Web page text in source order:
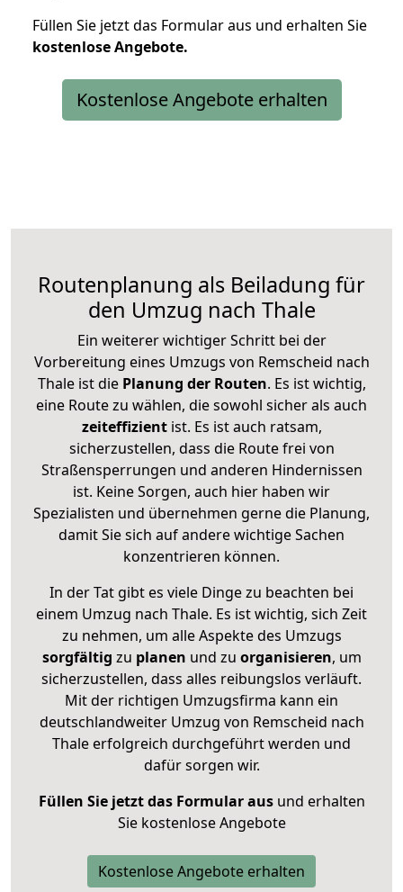
Füllen Sie jetzt das Formular aus und erhalten Sie
kostenloseAngebote.
Kostenlose Angebote erhalten
Routenplanung als Beiladung für
den Umzug nach Thale
Ein weiterer wichtiger Schritt bei der
Vorbereitung eines Umzugs von Remscheid nach
Thale ist diePlanung der Routen. Es ist wichtig,
eine Route zu wählen, die sowohl sicher als auch
zeiteffizientist. Es ist auch ratsam,
sicherzustellen, dass die Route frei von
Straßensperrungen und anderen Hindernissen
ist. Keine Sorgen, auch hier haben wir
Spezialisten und übernehmen gerne die Planung,
damit Sie sich auf andere wichtige Sachen
konzentrieren können.
In der Tat gibt es viele Dinge zu beachten bei
einem Umzug nach Thale. Es ist wichtig, sich Zeit
zu nehmen, um alle Aspekte des Umzugs
sorgfältig zu planen und zu organisieren, um
sicherzustellen, dass alles reibungslos verläuft.
Mit der richtigen Umzugsfirma kann ein
deutschlandweiter Umzug von Remscheid nach
Thale erfolgreich durchgeführt werden und
dafür sorgen wir.
Füllen Sie jetzt das Formular ausund erhalten
Sie kostenlose Angebote
Kostenlose Angebote erhalten